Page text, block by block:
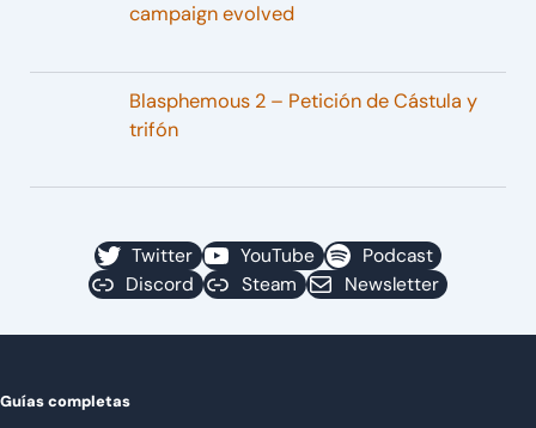
campaign evolved
Blasphemous 2 – Petición de Cástula y
trifón
Twitter YouTube
Podcast
Discord
Steam Newsletter
Guías completas